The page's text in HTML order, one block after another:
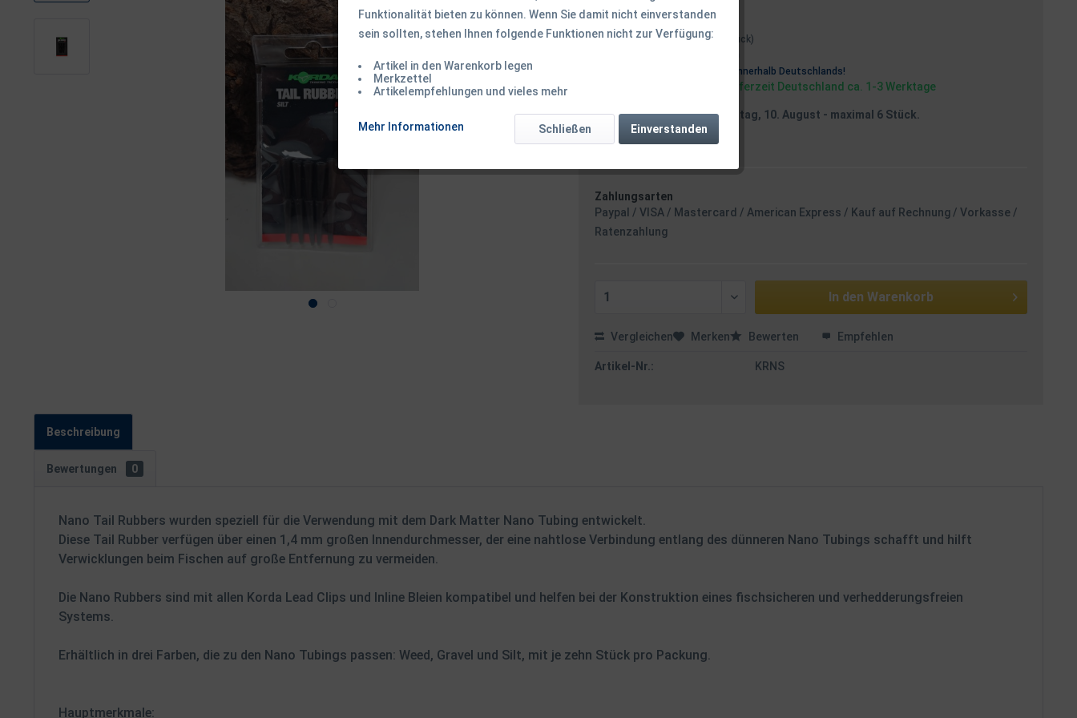
5,49 € *
Inhalt:10 Stück (0,55 € * / 1 Stück)
innerhalb Deutschlands!
Sofort versandfertig, Lieferzeit Deutschland ca. 1-3 Werktage
Versand am Montag, 10. August - maximal 6 Stück.
Zahlungsarten
Paypal / VISA / Mastercard / American Express / Kauf auf Rechnung / Vorkasse /
Ratenzahlung
In den Warenkorb
Vergleichen Merken Bewerten Empfehlen
Artikel-Nr.: KRNS
Beschreibung
Bewertungen 0
Nano Tail Rubbers wurden speziell für die Verwendung mit dem Dark Matter Nano Tubing entwickelt.
Diese Tail Rubber verfügen über einen 1,4 mm großen Innendurchmesser, der eine nahtlose Verbindung entlang des dünneren Nano Tubings schafft und hilft
Verwicklungen beim Fischen auf große Entfernung zu vermeiden.
Die Nano Rubbers sind mit allen Korda Lead Clips und Inline Bleien kompatibel und helfen bei der Konstruktion eines fischsicheren und verhedderungsfreien
Systems.
Erhältlich in drei Farben, die zu den Nano Tubings passen: Weed, Gravel und Silt, mit je zehn Stück pro Packung.
Hauptmerkmale:
Funktionalität bieten zu können. Wenn Sie damit nicht einverstanden
sein sollten, stehen Ihnen folgende Funktionen nicht zur Verfügung:
Artikel in den Warenkorb legen
Merkzettel
Artikelempfehlungen und vieles mehr
Mehr Informationen Einverstanden
Schließen